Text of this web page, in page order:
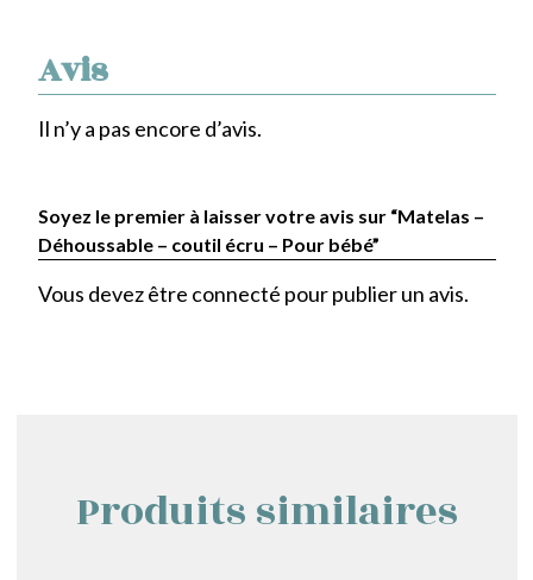
Avis
Il n’y a pas encore d’avis.
Soyez le premier à laisser votre avis sur “Matelas –
Déhoussable – coutil écru – Pour bébé”
Vous devez être connecté pour publier un avis.
Produits similaires